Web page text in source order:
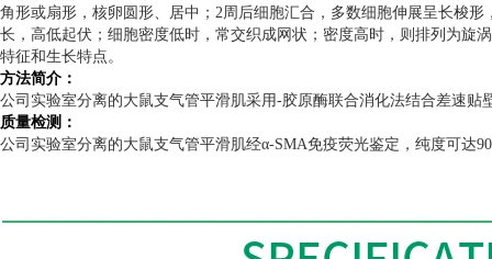
角形或扇形，核卵圆形、居中； 2周后细胞汇合，多数细胞伸展呈长梭
长，高低起伏；细胞密度低时，常交织成网状；密度高时，则排列为旋
特征和生长特点。
方法简介：
公司实验室分离的大鼠支气管平滑肌采用-胶原酶联合消化法结合差速贴
质量检测：
公司实验室分离的大鼠支气管平滑肌经α-SMA免疫荧光鉴定，纯度可达